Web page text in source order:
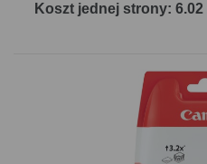
Koszt jednej strony: